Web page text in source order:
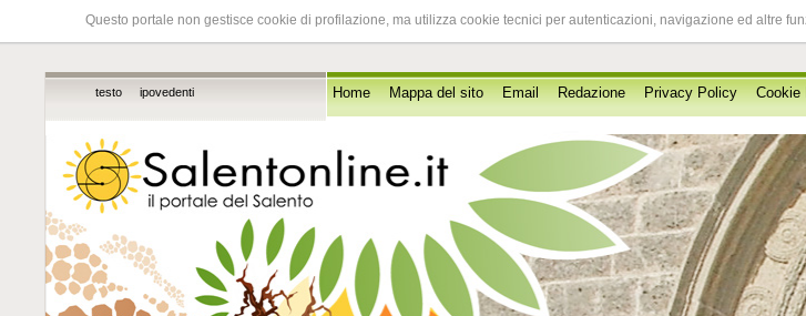
Questo portale non gestisce cookie di profilazione, ma utilizza cookie tecnici per autenticazioni, navigazione ed altre
testo ipovedenti Home Mappa del sito Email Redazione Privacy Policy Cookie